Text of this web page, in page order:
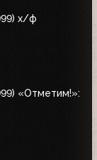
х/ф
«Отметим!»: